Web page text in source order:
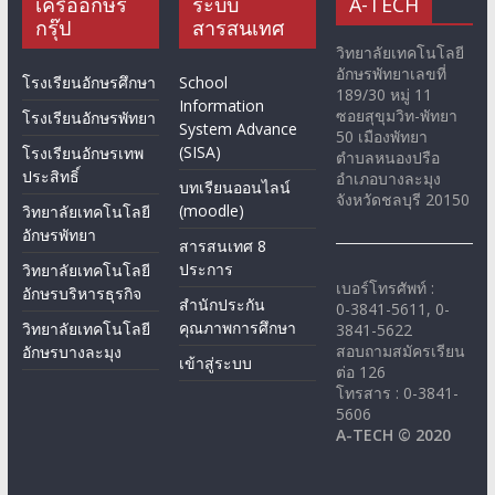
กรุ๊ป
โรงเรียนอักษรศึกษา
โรงเรียนอักษรพัทยา
โรงเรียนอักษรเทพ
ประสิทธิ์
วิทยาลัยเทคโนโลยี
อักษรพัทยา
วิทยาลัยเทคโนโลยี
อักษรบริหารธุรกิจ
วิทยาลัยเทคโนโลยี
อักษรบางละมุง
สารสนเทศ
School
Information
System Advance
(SISA)
บทเรียนออนไลน์
(moodle)
สารสนเทศ 8
ประการ
สำนักประกัน
คุณภาพการศึกษา
เข้าสู่ระบบ
วิทยาลัยเทคโนโลยี
อักษรพัทยาเลขที่
189/30 หมู่ 11
ซอยสุขุมวิท-พัทยา
50 เมืองพัทยา
ตำบลหนองปรือ
อำเภอบางละมุง
จังหวัดชลบุรี 20150
เบอร์โทรศัพท์ :
0-3841-5611, 0-
3841-5622
สอบถามสมัครเรียน
ต่อ 126
โทรสาร : 0-3841-
5606
A-TECH © 2020